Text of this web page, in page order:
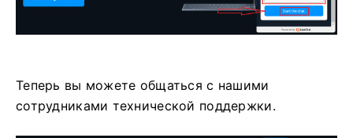
Теперь вы можете общаться с нашими
сотрудниками технической поддержки.